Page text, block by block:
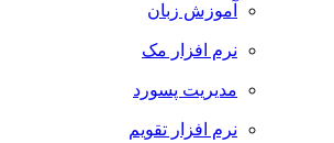
آموزش زبان
نرم افزار مک
مدیریت پسورد
نرم افزار تقویم